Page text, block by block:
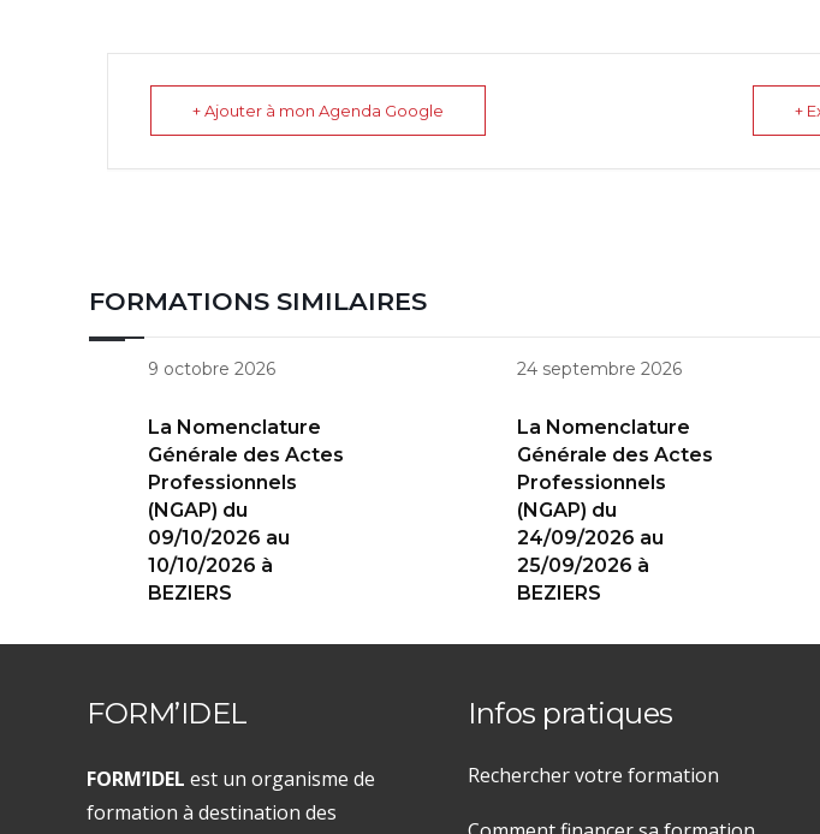
+ Ajouter à mon Agenda Google +
FORMATIONS SIMILAIRES
9 octobre 2026
La Nomenclature
Générale des Actes
Professionnels
(NGAP) du
09/10/2026 au
10/10/2026 à
BEZIERS
24 septembre 2026
La Nomenclature
Générale des Actes
Professionnels
(NGAP) du
24/09/2026 au
25/09/2026 à
BEZIERS
FORM’IDEL
FORM’IDEL est un organisme de
formation à destination des
Infos pratiques
Rechercher votre formation